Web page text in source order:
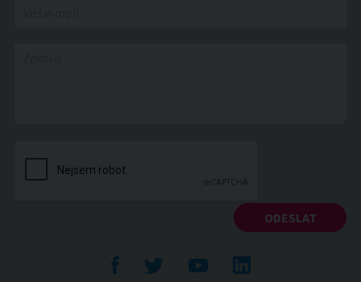
FacebookTwitte YouTube